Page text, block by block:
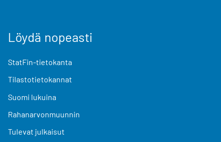
Löydä nopeasti
StatFin-tietokanta
Tilastotietokannat
Suomi lukuina
Rahanarvonmuunnin
Tulevat julkaisut